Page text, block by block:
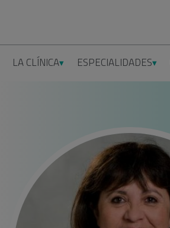
LA CLÍNICA ESPECIALIDADES